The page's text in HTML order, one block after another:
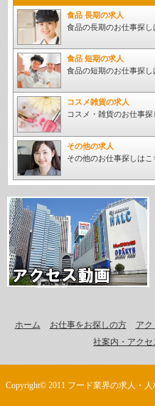
食品 長期の求人
食品の長期のお仕事探し
食品 短期の求人
食品の短期のお仕事探し
コスメ雑貨の求人
コスメ・雑貨のお仕事探
その他の求人
その他のお仕事探しはこ
ホーム お仕事をお探しの方 ア
社案内・アクセ
Copyright© 2011 フード業界の求人・